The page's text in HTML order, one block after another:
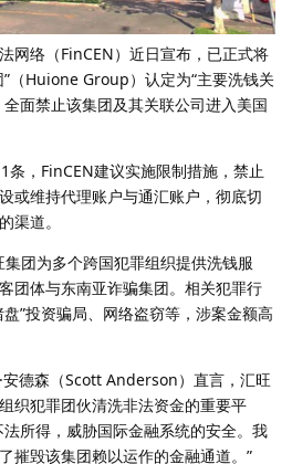
网络（FinCEN）近日宣布，已正式将
（Huione Group）认定为“主要洗钱关
面禁止该集团及其关联公司进入美国
条，FinCEN建议实施限制措施，禁止
或维持代理账户与通汇账户，彻底切
渠道。
团为多个跨国犯罪组织提供洗钱服
团体与东南亚诈骗集团。相关犯罪行
”投资骗局、网络盗窃等，涉案金额高
安德森（Scott Anderson）直言，汇旺
织犯罪团伙清洗非法资金的重要平
所得，威胁国际金融系统的安全。我
摧毁该集团赖以运作的金融通道。”